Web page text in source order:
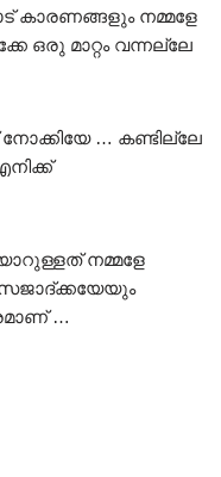
കാരണങ്ങളും നമ്മളേ
ഒരു മാറ്റം വന്നല്ലേ
… കണ്ടില്ലേ
നമ്മളേ
…